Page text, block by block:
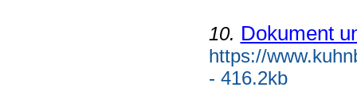
10. Dokument
https://
- 416.2kb